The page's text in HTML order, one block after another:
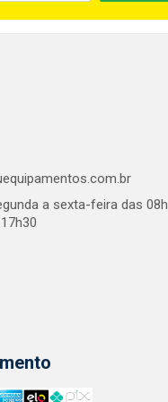
a sexta-feira das 08h